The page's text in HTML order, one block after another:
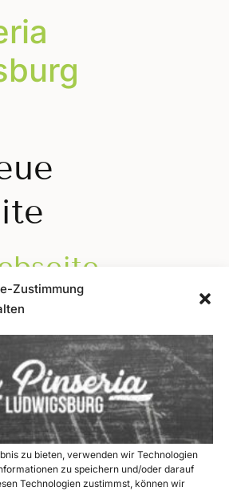
Zustimmung
zu bieten, verwenden wir Technologien
zu speichern und/oder darauf
Technologien zustimmst, können wir